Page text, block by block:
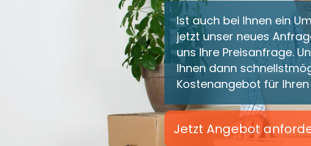
Ist auch bei Ihnen ein
jetzt unser neues
uns Ihre Preisanfrage.
Ihnen dann
Kostenangebot für Ihren
Jetzt Angebot